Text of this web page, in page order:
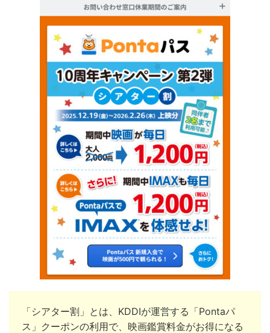
「シアター割」とは、KDDIが運営する「Pontaパ
ス」クーポンの利用で、映画鑑賞料金がお得になる